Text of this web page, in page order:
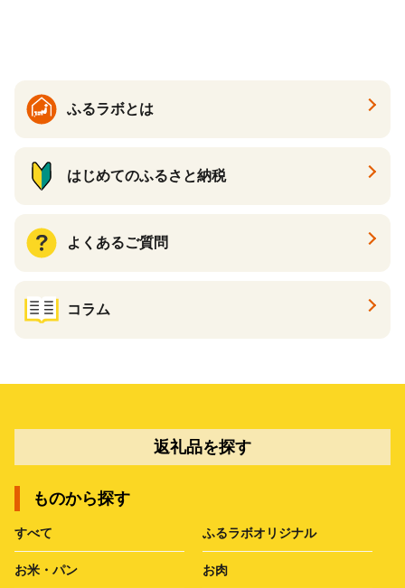
ふるラボとは
はじめてのふるさと納税
よくあるご質問
コラム
返礼品を探す
ものから探す
すべて ふるラボオリジナル
お米・パン お肉